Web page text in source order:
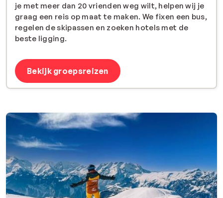
je met meer dan 20 vrienden weg wilt, helpen wij je
graag een reis op maat te maken. We fixen een bus,
regelen de skipassen en zoeken hotels met de
beste ligging.
Bekijk groepsreizen